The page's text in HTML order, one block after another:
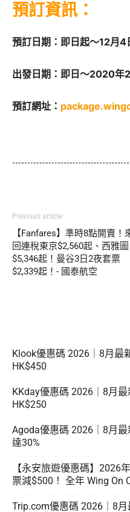
預訂資訊：
預訂日期：即日起～12月4
出發日期：即日～2020年
預訂網址：
Previous article
【Fanfares】準時8點開賣！
回連稅東京$2,560起、西雅圖
$5,346起！曼谷3日2夜套票
$2,339起！- 國泰航空
Klook優惠碼 2026｜8月最
HK$450
KKday優惠碼 2026｜8月
HK$250
Agoda優惠碼 2026｜8月
達30%
【永安旅遊優惠碼】2026
票減$500！ 全年 Wing On
Trip.com優惠碼 2026｜8